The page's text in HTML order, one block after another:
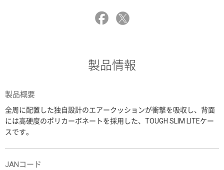
製品情報
製品概要
全周に配置した独自設計のエアークッションが衝撃を吸収し、背面
には高硬度のポリカーボネートを採用した、TOUGH SLIM LITEケー
スです。
JANコード